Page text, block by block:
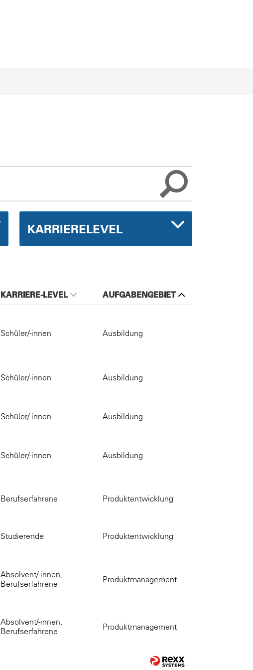
KARRIERELEVEL
KARRIERE-LEVEL AUFGABENGEBIET
Schüler/-innen Ausbildung
Schüler/-innen Ausbildung
Schüler/-innen Ausbildung
Schüler/-innen Ausbildung
Berufserfahrene Produktentwicklung
Studierende Produktentwicklung
Absolvent/-innen,
Berufserfahrene
Produktmanagement
Absolvent/-innen,
Berufserfahrene
Produktmanagement